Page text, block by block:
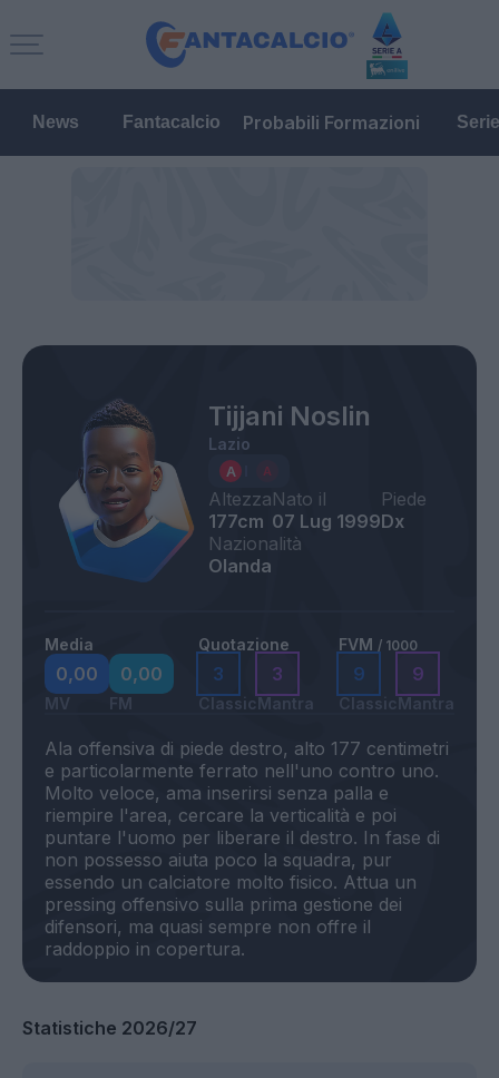
News Fantacalcio Probabili Formazioni
Tijjani Noslin
Lazio
Altezza
177cm
Nato il
07 Lug 1999
Piede
Dx
Nazionalità
Olanda
Media
0,00
MV
0,00
FM
Quotazione
3
Classic
3
Mantra
FVM / 1000
9
Classic
9
Mantra
Ala offensiva di piede destro, alto 177 centimetri
e particolarmente ferrato nell'uno contro uno.
Molto veloce, ama inserirsi senza palla e
riempire l'area, cercare la verticalità e poi
puntare l'uomo per liberare il destro. In fase di
non possesso aiuta poco la squadra, pur
essendo un calciatore molto fisico. Attua un
pressing offensivo sulla prima gestione dei
difensori, ma quasi sempre non offre il
Statistiche 2026/27